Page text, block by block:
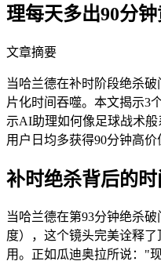
理每天多出90分钟
文章摘要
当哈兰德在补时阶段绝杀
片化时间吞噬。本文揭示3
示AI助理如何像足球战术
用户日均多获得90分钟高价
补时绝杀背后的
当哈兰德在第93分钟绝杀
度），这个镜头完美诠释
用。正如瓜迪奥拉所说："